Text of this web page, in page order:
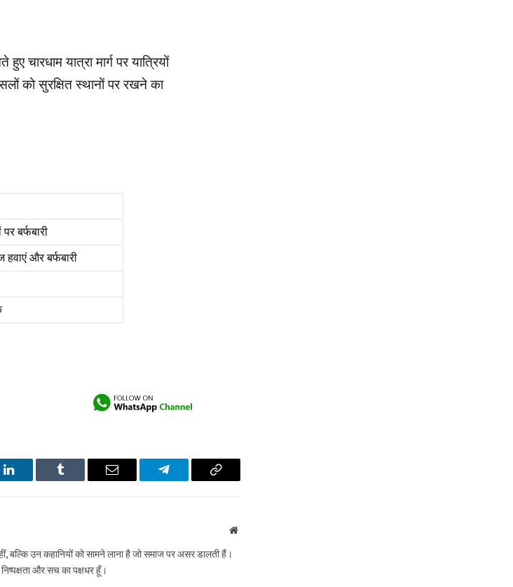
चारधाम यात्रा मार्ग पर यात्रियों
को सुरक्षित स्थानों पर रखने का
पर बर्फबारी
हवाएं और बर्फबारी
LinkedIn Tumblr Email Telegram Copy
Website
उन कहानियों को सामने लाना है जो समाज पर असर डालती हैं।
और सच का पक्षधर हूँ।